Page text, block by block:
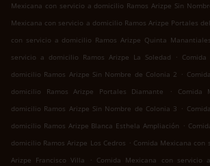
Mexicana con servicio a domicilio Ramos Arizpe Sin
Mexicana con servicio a domicilio Ramos Arizpe Portales
con servicio a domicilio Ramos Arizpe Quinta Manantiales
servicio a domicilio Ramos Arizpe La Soledad
.
domicilio Ramos Arizpe Sin Nombre de Colonia 2 .
domicilio Ramos Arizpe Portales Diamante
.
Comida
domicilio Ramos Arizpe Sin Nombre de Colonia 3 .
domicilio Ramos Arizpe Blanca Esthela Ampliación .
domicilio Ramos Arizpe Los Cedros . Comida Mexicana con
Arizpe Francisco Villa
. Comida Mexicana con servicio